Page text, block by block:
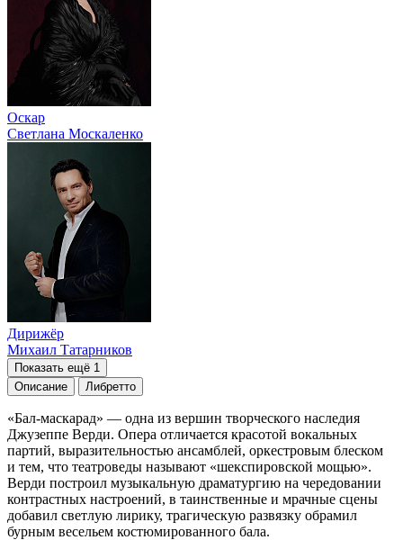
Оскар
Светлана Москаленко
Дирижёр
Михаил Татарников
Показать ещё 1
Описание
Либретто
«Бал-маскарад» — одна из вершин творческого наследия
Джузеппе Верди. Опера отличается красотой вокальных
партий, выразительностью ансамблей, оркестровым блеском
и тем, что театроведы называют «шекспировской мощью».
Верди построил музыкальную драматургию на чередовании
контрастных настроений, в таинственные и мрачные сцены
добавил светлую лирику, трагическую развязку обрамил
бурным весельем костюмированного бала.